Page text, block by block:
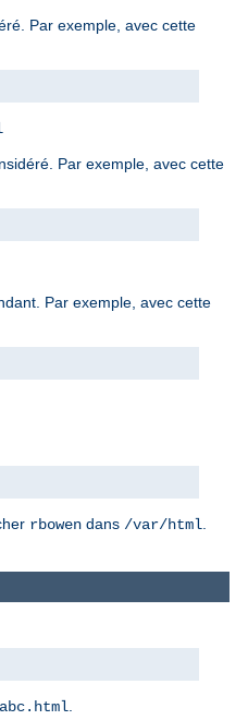
Par exemple, avec cette
Par exemple, avec cette
Par exemple, avec cette
rbowen dans /var/html
.